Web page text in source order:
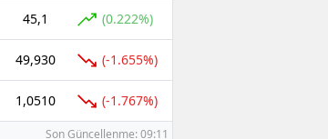
45,1 (0.222%)
49,930 (-1.655%)
1,0510 (-1.767%)
Son Güncellenme: 09:11